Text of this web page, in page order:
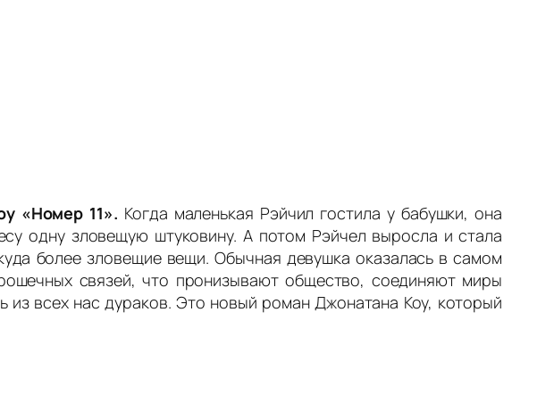
«Номер 11». Когда маленькая Рэйчил гостила у бабушки, она
одну зловещую штуковину. А потом Рэйчел выросла и стала
более зловещие вещи. Обычная девушка оказалась в самом
связей, что пронизывают общество, соединяют миры
всех нас дураков. Это новый роман Джонатана Коу, который